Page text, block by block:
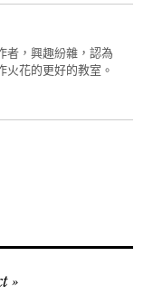
者，興趣紛雜，認為
火花的更好的教室。